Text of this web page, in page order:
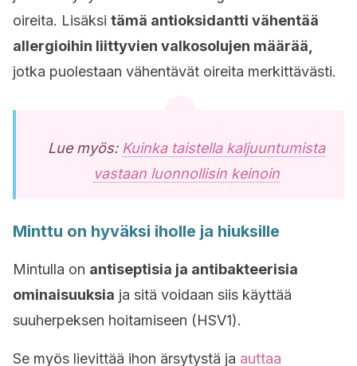
oireita. Lisäksi tämä antioksidantti vähentää
allergioihin liittyvien valkosolujen määrää,
jotka puolestaan vähentävät oireita merkittävästi.
Lue myös: Kuinka taistella kaljuuntumista
vastaan luonnollisin keinoin
Minttu on hyväksi iholle ja hiuksille
Mintulla on antiseptisia ja antibakteerisia
ominaisuuksia ja sitä voidaan siis käyttää
suuherpeksen hoitamiseen (HSV1).
Se myös lievittää ihon ärsytystä ja auttaa